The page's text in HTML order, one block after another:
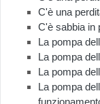
C'è una
C'è sabbia in
La pompa
La pompa
La pompa
La pompa